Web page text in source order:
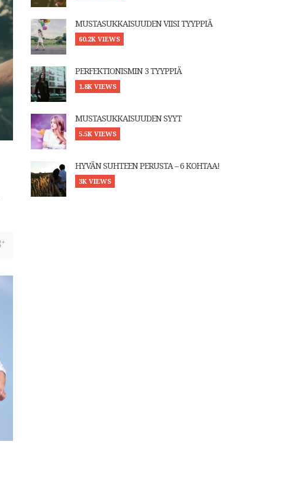
MUSTASUKKAISUUDEN VIISI TYYPPIÄ
60.2K VIEWS
PERFEKTIONISMIN 3 TYYPPIÄ
1.8K VIEWS
MUSTASUKKAISUUDEN SYYT
5.5K VIEWS
HYVÄN SUHTEEN PERUSTA – 6 KOHTAA!
3K VIEWS